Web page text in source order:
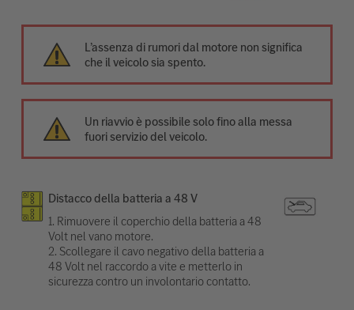
L’assenza di rumori dal motore non significa
che il veicolo sia spento.
Un riavvio è possibile solo fino alla messa
fuori servizio del veicolo.
Distacco della batteria a 48 V
1. Rimuovere il coperchio della batteria a 48
Volt nel vano motore.
2. Scollegare il cavo negativo della batteria a
48 Volt nel raccordo a vite e metterlo in
sicurezza contro un involontario contatto.